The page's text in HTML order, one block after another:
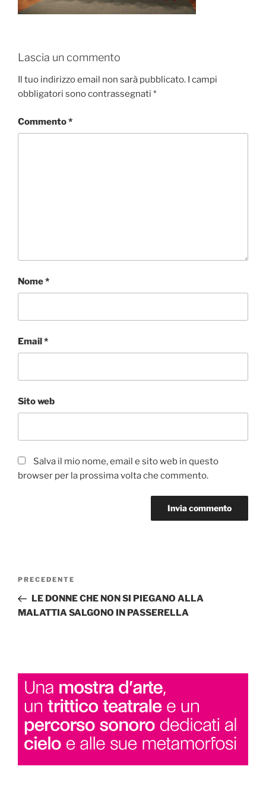
Lascia un commento
Il tuo indirizzo email non sarà pubblicato. I campi
obbligatori sono contrassegnati *
Commento*
Nome*
Email*
Sito web
Salva il mio nome, email e sito web in questo
browser per la prossima volta che commento.
Navigazione
Articolo
precedente:
PRECEDENTE
LE DONNE CHE NON SI PIEGANO ALLA
MALATTIA SALGONO IN PASSERELLA